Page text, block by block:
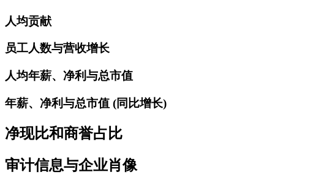
人均贡献
员工人数与营收增长
人均年薪、净利与总市值
年薪、净利与总市值 (同比增长)
净现比和商誉占比
审计信息与企业肖像